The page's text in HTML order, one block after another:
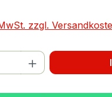
zzgl.
Gib